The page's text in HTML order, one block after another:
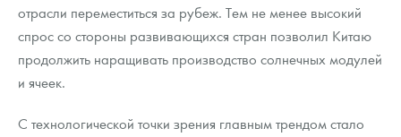
отрасли переместиться за рубеж. Тем не менее высокий
спрос со стороны развивающихся стран позволил Китаю
продолжить наращивать производство солнечных модулей
и ячеек.
С технологической точки зрения главным трендом стало